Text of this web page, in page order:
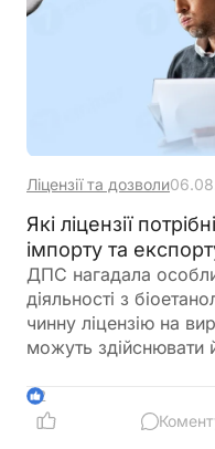
Ліцензії та дозволи
Які ліцензії
імпорту та
ДПС нагадала
діяльності з
чинну ліцензію на
можуть здійснювати
імпорту, експорту та
біоетанолом закон
2